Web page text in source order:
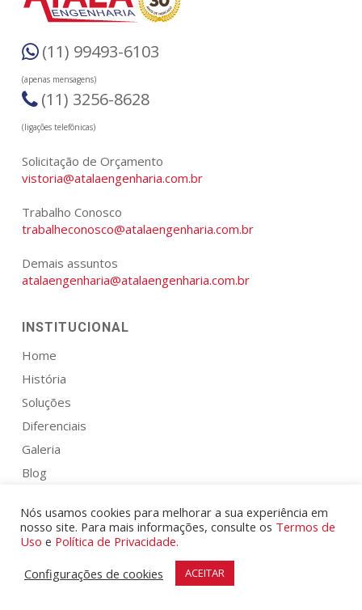
(11) 99493-6103
(apenas mensagens)
(11) 3256-8628
(ligações telefônicas)
Solicitação de Orçamento
vistoria@atalaengenharia.com.br
Trabalho Conosco
trabalheconosco@atalaengenharia.com.br
Demais assuntos
atalaengenharia@atalaengenharia.com.br
INSTITUCIONAL
Home
História
Soluções
Diferenciais
Galeria
Blog
Contato
Solicite um orçamento
Nós usamos cookies para melhorar a sua experiência em
nosso site. Para mais informações, consulte os Termos de
Uso e Política de Privacidade.
Configurações de cookies
ACEITAR